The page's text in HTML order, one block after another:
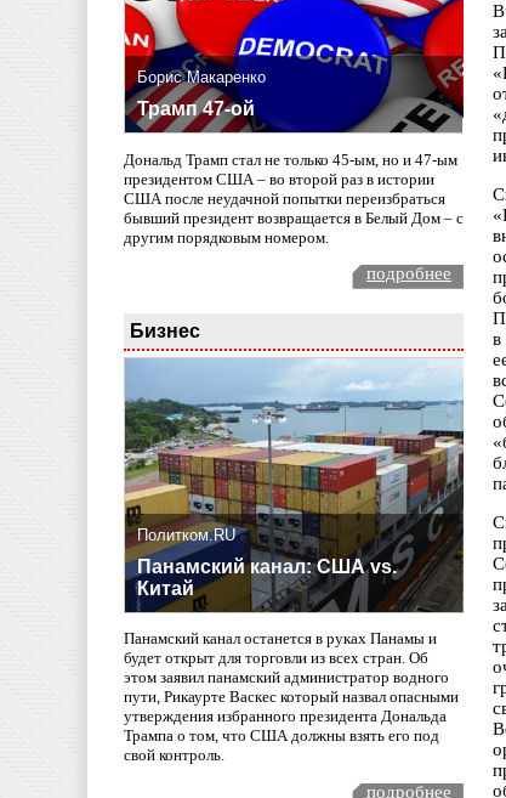
Борис Макаренко
Трамп 47-ой
Дональд Трамп стал не только 45-ым, но и 47-ым
президентом США – во второй раз в истории
США после неудачной попытки переизбраться
бывший президент возвращается в Белый Дом – с
другим порядковым номером.
подробнее
Бизнес
Политком.RU
Панамский канал: США vs.
Китай
Панамский канал останется в руках Панамы и
будет открыт для торговли из всех стран. Об
этом заявил панамский администратор водного
пути, Рикаурте Васкес который назвал опасными
утверждения избранного президента Дональда
Трампа о том, что США должны взять его под
свой контроль.
подробнее
в